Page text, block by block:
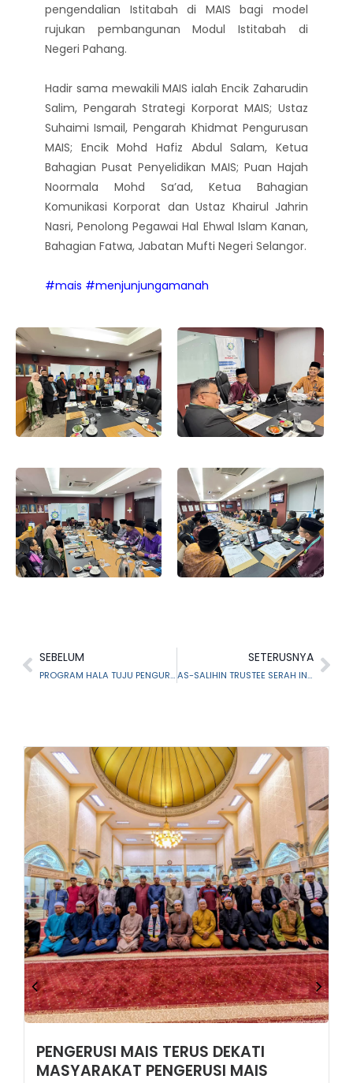
pengendalian Istitabah di MAIS bagi model
rujukan pembangunan Modul Istitabah di
Negeri Pahang.
Hadir sama mewakili MAIS ialah Encik Zaharudin
Salim, Pengarah Strategi Korporat MAIS; Ustaz
Suhaimi Ismail, Pengarah Khidmat Pengurusan
MAIS; Encik Mohd Hafiz Abdul Salam, Ketua
Bahagian Pusat Penyelidikan MAIS; Puan Hajah
Noormala Mohd Sa’ad, Ketua Bahagian
Komunikasi Korporat dan Ustaz Khairul Jahrin
Nasri, Penolong Pegawai Hal Ehwal Islam Kanan,
Bahagian Fatwa, Jabatan Mufti Negeri Selangor.
#mais #menjunjungamanah
SEBELUM
PROGRAM HALA TUJU PENGURUSAN PENGISLAMAN KEPADA PUSAT PENGURUSAN PENGISLAMAN (PPP) DAN BAITULMAL DAERAH TAHUN 2025
SETERUSNYA
AS-SALIHIN TRUSTEE SERAH INFAQ KEPADA MAIS
PENGERUSI MAIS TERUS DEKATI
MASYARAKAT PENGERUSI MAIS